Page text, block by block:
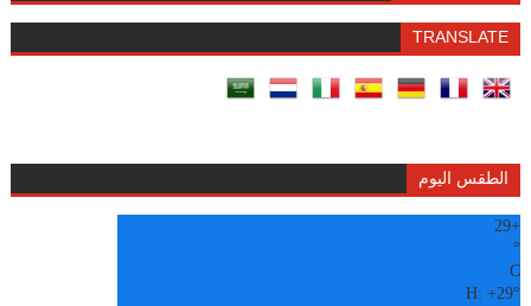
TRANSLATE
الطقس اليوم
+
29
°
C
H:+29°